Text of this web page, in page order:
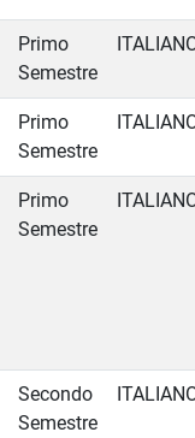
Primo
Semestre
Primo
Semestre
Primo
Semestre
Secondo
Semestre